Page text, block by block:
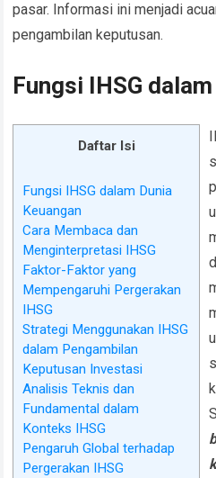
pasar. Informasi ini menjadi
pengambilan keputusan.
Fungsi IHSG
Daftar Isi
Fungsi IHSG dalam Dunia
Keuangan
Cara Membaca dan
Menginterpretasi IHSG
Faktor-Faktor yang
Mempengaruhi Pergerakan
IHSG
Strategi Menggunakan IHSG
dalam Pengambilan
Keputusan Investasi
Analisis Teknis dan
Fundamental dalam
Konteks IHSG
Pengaruh Global terhadap
Pergerakan IHSG